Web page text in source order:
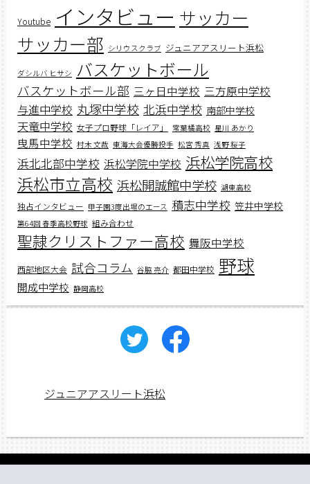
Youtube インタビュー サッカー
サッカー部 シリウスクラブ ジュニアアスリート浜松
ダシルバ ヒサシ バスケットボール
バスケットボール部 三ヶ日中学校 三方原中学校
与進中学校 丸塚中学校 北浜中学校 南部中学校
天竜中学校 女子プロ野球「レイア」 常葉橘高校 星川 あかり
曳馬中学校 村木 文哉 東海大会優勝投手 松宮 秀真 浅野 桜子
浜北北部中学校 浜松学院中学校 浜松学院高校
浜松市立高校 浜松開誠館中学校 湖東高校
独占インタビュー 甲子園3度出場のエース 積志中学校 笠井中学校
第64回 春季高校野球 組み合わせ
聖隷クリストファー高校 舞阪中学校
西部地区大会 試合コラム 谷脇 亮介 都田中学校 野球
開成中学校 静岡高校
ジュニアアスリート浜松